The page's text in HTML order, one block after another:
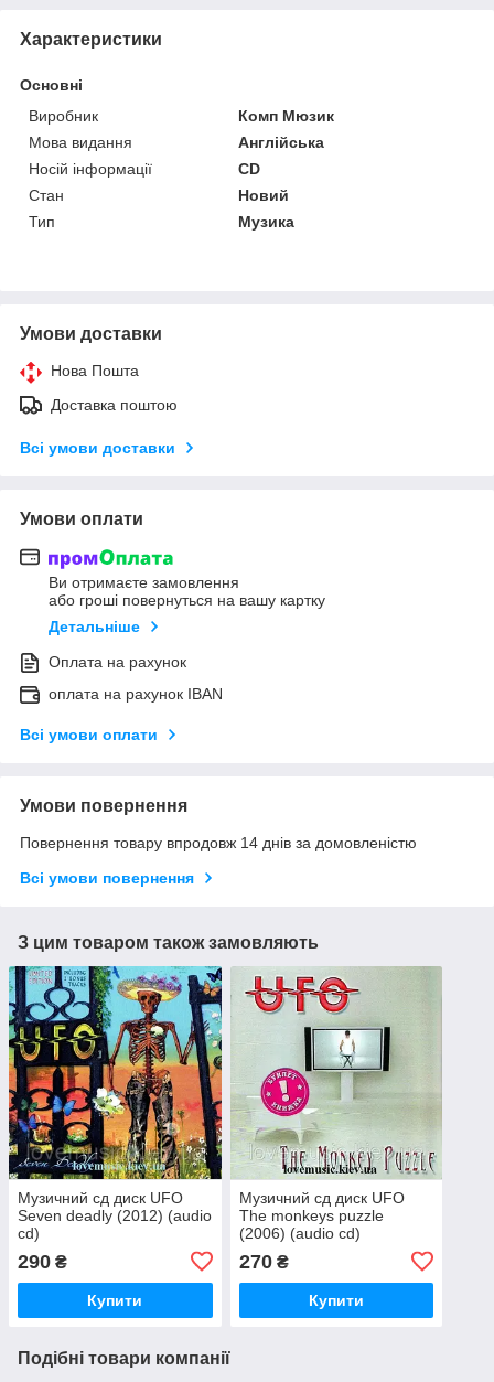
Характеристики
Основні
Виробник
Комп Мюзик
Мова видання
Англійська
Носій інформації
CD
Стан
Новий
Тип
Музика
Умови доставки
Нова Пошта
Доставка поштою
Всі умови доставки
Умови оплати
Ви отримаєте замовлення
або гроші повернуться на вашу картку
Детальніше
Оплата на рахунок
оплата на рахунок IBAN
Всі умови оплати
Умови повернення
Повернення товару впродовж 14 днів за домовленістю
Всі умови повернення
З цим товаром також замовляють
Музичний сд диск UFO
Seven deadly (2012) (audio
cd)
290 ₴
Купити
Музичний сд диск UFO
The monkeys puzzle
(2006) (audio cd)
270₴
Купити
Подібні товари компанії